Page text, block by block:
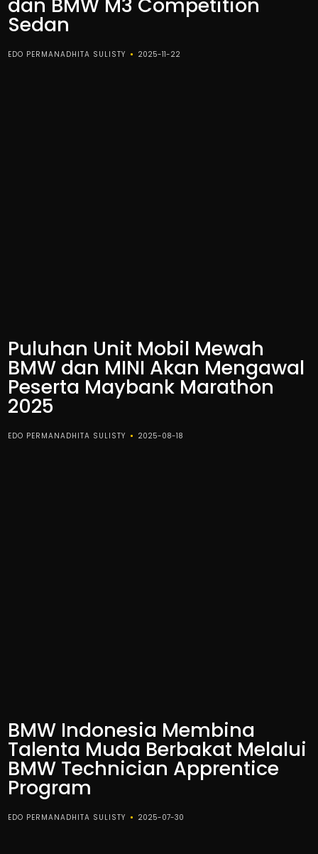
dan BMW M3 Competition
Sedan
EDO PERMANADHITA SULISTY 2025-11-22
Puluhan Unit Mobil Mewah
BMW dan MINI Akan Mengawal
Peserta Maybank Marathon
2025
EDO PERMANADHITA SULISTY 2025-08-18
BMW Indonesia Membina
Talenta Muda Berbakat Melalui
BMW Technician Apprentice
Program
EDO PERMANADHITA SULISTY 2025-07-30